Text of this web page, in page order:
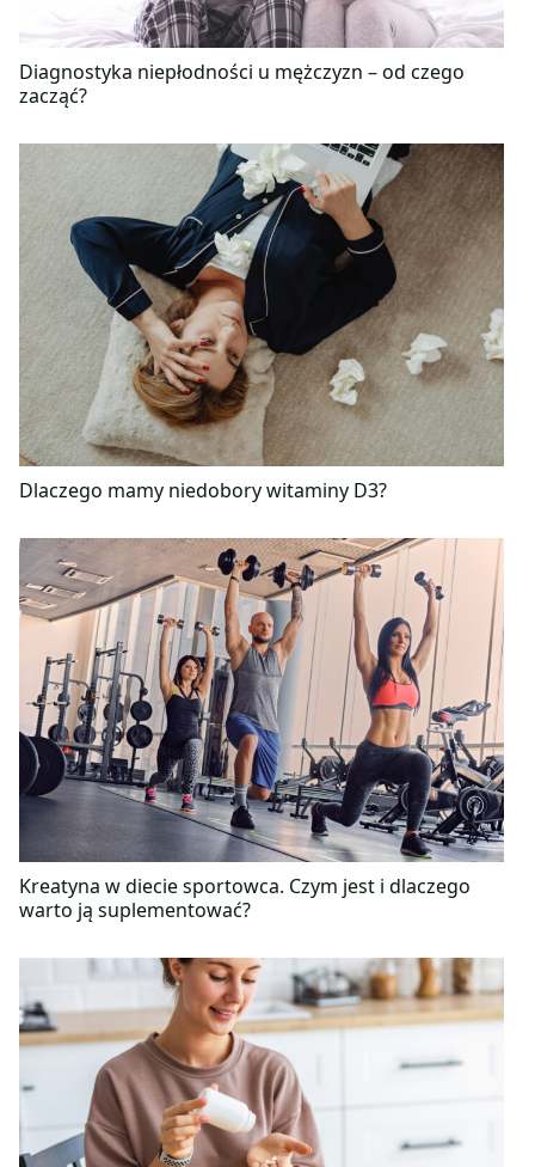
Diagnostyka niepłodności u mężczyzn – od czego
zacząć?
Dlaczego mamy niedobory witaminy D3?
Kreatyna w diecie sportowca. Czym jest i dlaczego
warto ją suplementować?